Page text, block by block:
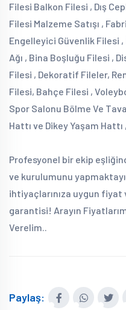
Filesi Balkon Filesi , Dış
Filesi Malzeme Satışı ,
Engelleyici Güvenlik Filesi
Ağı , Bina Boşluğu Filesi ,
Filesi , Dekoratif Fileler,
Filesi, Bahçe Filesi ,
Spor Salonu Bölme Ve
Hattı ve Dikey Yaşam
Profesyonel bir ekip
ve kurulumunu
ihtiyaçlarınıza uygun
garantisi! Arayın
Verelim..
Paylaş: